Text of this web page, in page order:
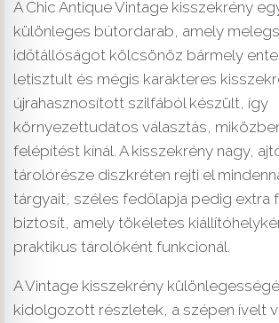
A Chic Antique Vintage kisszekrény
különleges bútordarab, amely
időtállóságot kölcsönöz bármely
letisztult és mégis karakteres
újrahasznosított szilfából készült, így
környezettudatos választás,
felépítést kínál. A kisszekrény nagy,
tárolórésze diszkréten rejti el
tárgyait, széles fedőlapja pedig extra
biztosít, amely tökéletes
praktikus tárolóként funkcionál.
A Vintage kisszekrény
kidolgozott részletek, a szépen ívelt